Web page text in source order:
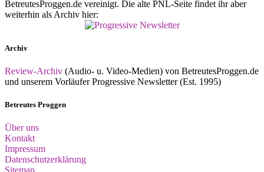
BetreutesProggen.de vereinigt. Die alte PNL-Seite findet ihr aber
weiterhin als Archiv hier:
Archiv
Review-Archiv (Audio- u. Video-Medien) von BetreutesProggen.de
und unserem Vorläufer Progressive Newsletter (Est. 1995)
Betreutes Proggen
Über uns
Kontakt
Impressum
Datenschutzerklärung